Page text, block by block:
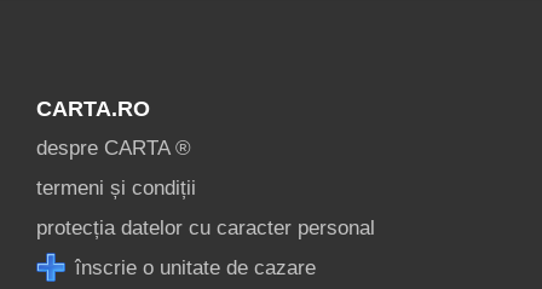
CARTA.RO
despre CARTA ®
termeni și condiții
protecția datelor cu caracter personal
înscrie o unitate de cazare